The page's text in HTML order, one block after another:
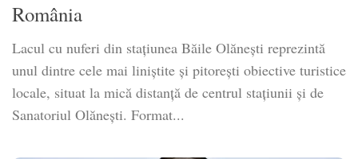
România
Lacul cu nuferi din stațiunea Băile Olănești reprezintă
unul dintre cele mai liniștite și pitorești obiective turistice
locale, situat la mică distanță de centrul stațiunii și de
Sanatoriul Olănești. Format...